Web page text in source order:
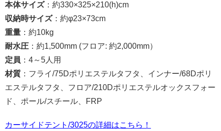
本体サイズ：約330×325×210(h)cm
収納時サイズ：約φ23×73cm
重量 ：約10kg
耐水圧 ：約1,500mm (フロア: 約2,000mm）
定員 ：4～5人用
材質 ：フライ/75Dポリエステルタフタ、インナー/68Dポリ
エステルタフタ、フロア/210Dポリエステルオックスフォー
ド、ポール/スチール、FRP
カーサイドテント/3025の詳細はこちら！